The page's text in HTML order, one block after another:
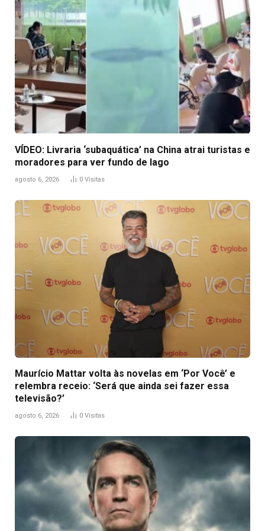
VÍDEO: Livraria ‘subaquática’ na China atrai turistas e
moradores para ver fundo de lago
agosto 6, 2026 0 Visitas
Maurício Mattar volta às novelas em ‘Por Você’ e
relembra receio: ‘Será que ainda sei fazer essa
televisão?’
agosto 6, 2026 0 Visitas